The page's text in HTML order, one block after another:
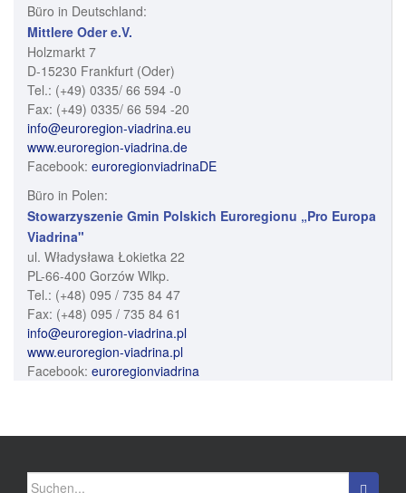
Büro in Deutschland:
Mittlere Oder e.V.
Holzmarkt 7
D-15230 Frankfurt (Oder)
Tel.: (+49) 0335/ 66 594 -0
Fax: (+49) 0335/ 66 594 -20
info@euroregion-viadrina.eu
www.euroregion-viadrina.de
Facebook: euroregionviadrinaDE
Büro in Polen:
Stowarzyszenie Gmin Polskich Euroregionu „Pro Europa
Viadrina"
ul. Władysława Łokietka 22
PL-66-400 Gorzów Wlkp.
Tel.: (+48) 095 / 735 84 47
Fax: (+48) 095 / 735 84 61
info@euroregion-viadrina.pl
www.euroregion-viadrina.pl
Facebook: euroregionviadrina